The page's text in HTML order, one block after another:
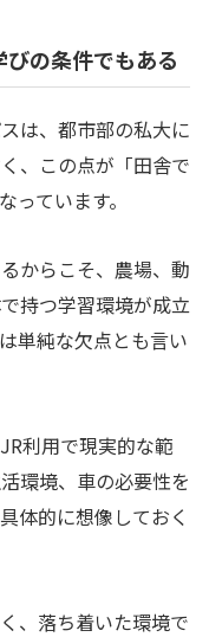
の条件でもある
は、都市部の私大に
、この点が「田舎で
ています。
からこそ、農場、動
持つ学習環境が成立
単純な欠点とも言い
利用で現実的な範
環境、車の必要性を
体的に想像しておく
、落ち着いた環境で